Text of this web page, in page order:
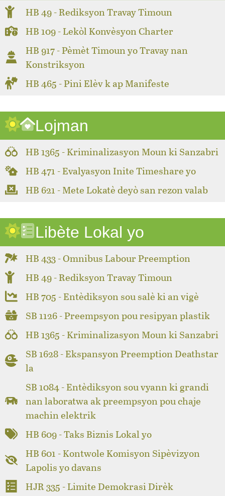
HB 49 - Rediksyon Travay Timoun
HB 109 - Lekòl Konvèsyon Charter
HB 917 - Pèmèt Timoun yo Travay nan
Konstriksyon
HB 465 - Pini Elèv k ap Manifeste
Lojman
HB 1365 - Kriminalizasyon Moun ki Sanzabri
HB 471 - Evalyasyon Inite Timeshare yo
HB 621 - Mete Lokatè deyò san rezon valab
Libète Lokal yo
HB 433 - Omnibus Labour Preemption
HB 49 - Rediksyon Travay Timoun
HB 705 - Entèdiksyon sou salè ki an vigè
SB 1126 - Preempsyon pou resipyan plastik
HB 1365 - Kriminalizasyon Moun ki Sanzabri
SB 1628 - Ekspansyon Preemption Deathstar
la
SB 1084 - Entèdiksyon sou vyann ki grandi
nan laboratwa ak preempsyon pou chaje
machin elektrik
HB 609 - Taks Biznis Lokal yo
HB 601 - Kontwole Komisyon Sipèvizyon
Lapolis yo davans
HJR 335 - Limite Demokrasi Dirèk